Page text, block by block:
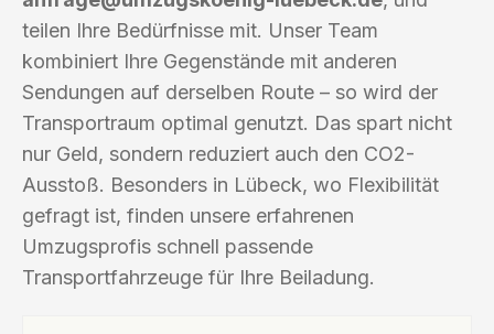
teilen Ihre Bedürfnisse mit. Unser Team
kombiniert Ihre Gegenstände mit anderen
Sendungen auf derselben Route – so wird der
Transportraum optimal genutzt. Das spart nicht
nur Geld, sondern reduziert auch den CO2-
Ausstoß. Besonders in Lübeck, wo Flexibilität
gefragt ist, finden unsere erfahrenen
Umzugsprofis schnell passende
Transportfahrzeuge für Ihre Beiladung.